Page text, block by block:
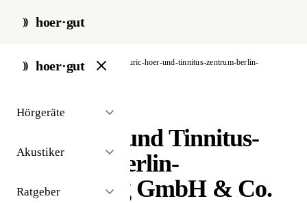
hoer·gut
hoer·gut
Hörgeräte
Akustiker
Ratgeber
start / akustiker / berlin
auric-hoer-und-tinnitus-zentrum-berlin-
schoeneberg-gmbh-co-kg
// akustiker · berlin
auric Hör- und Tinnitus-
Zentrum Berlin-
Schöneberg GmbH & Co.